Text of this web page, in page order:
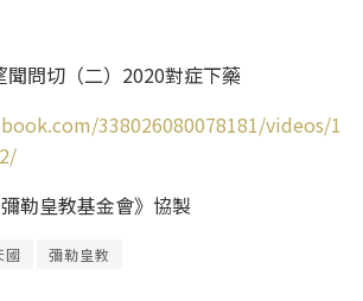
問切（二）2020對症下藥
338026080078181/videos/1
勒皇教基金會》協製
國 彌勒皇教